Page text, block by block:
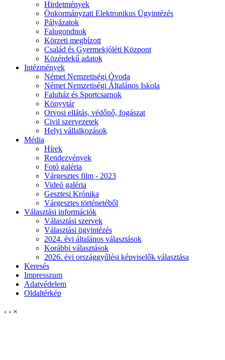
Hirdetmények
Önkormányzati Elektronikus Ügyintézés
Pályázatok
Falugondnok
Körzeti megbízott
Család és Gyermekjóléti Központ
Közérdekű adatok
Intézmények
Német Nemzetiségi Óvoda
Német Nemzetiségi Általános Iskola
Faluház és Sportcsarnok
Könyvtár
Orvosi ellátás, védőnő, fogászat
Civil szervezetek
Helyi vállalkozások
Média
Hírek
Rendezvények
Fotó galéria
Várgesztes film - 2023
Videó galéria
Gesztesi Krónika
Várgesztes történetéből
Választási információk
Választási szervek
Választási ügyintézés
2024. évi általános választások
Korábbi választások
2026. évi országgyűlési képviselők választása
Keresés
Impresszum
Adatvédelem
Oldaltérkép
‹ › ×